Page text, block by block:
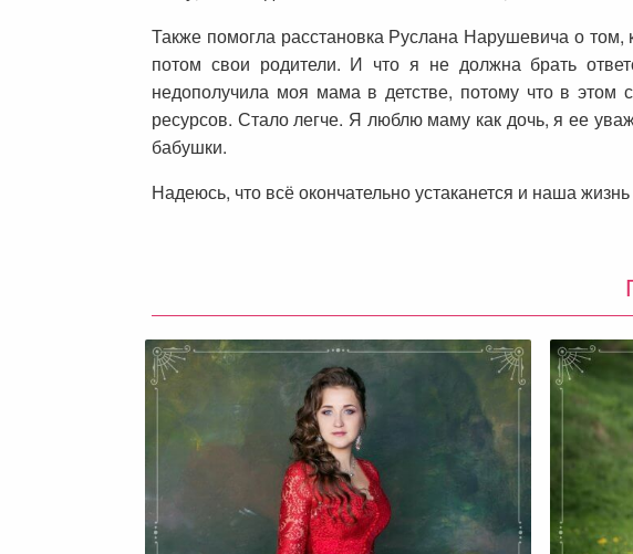
Также помогла расстановка Руслана Нарушевича о том,
потом свои родители. И что я не должна брать
недополучила моя мама в детстве, потому что в этом
ресурсов. Стало легче. Я люблю маму как дочь, я ее
бабушки.
Надеюсь, что всё окончательно устаканется и наша